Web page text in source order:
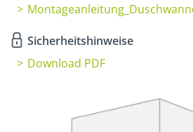
Sicherheitshinweise
Download PDF